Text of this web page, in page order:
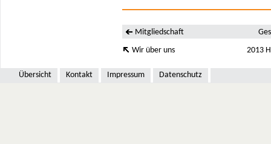
Mitgliedschaft
Wir über uns
2013
Übersicht Kontakt Impressum Datenschutz